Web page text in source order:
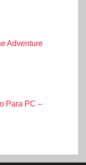
Adventure
Para PC –